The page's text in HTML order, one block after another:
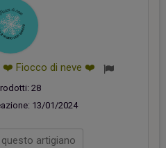
❤️ Fiocco di neve ❤️
28
13/01/2024
artigiano